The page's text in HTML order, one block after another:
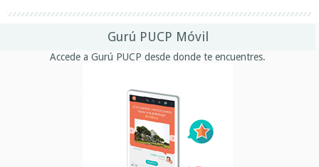
Gurú PUCP Móvil
Accede a Gurú PUCP desde donde te encuentres.